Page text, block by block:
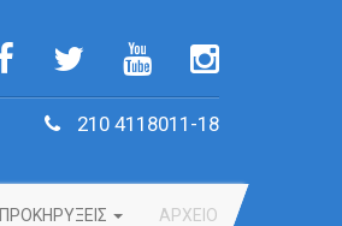
210 4118011-18
ΠΡΟΚΗΡΥΞΕΙΣ ΑΡΧΕΙΟ